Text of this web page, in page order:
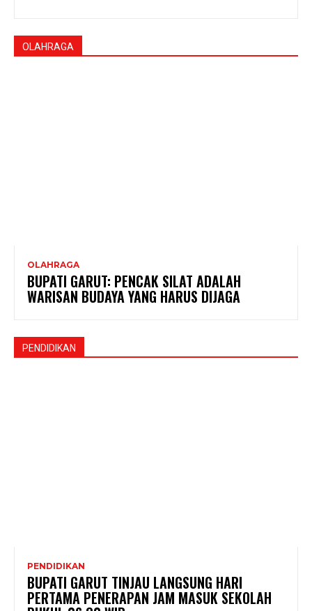
OLAHRAGA
OLAHRAGA
BUPATI GARUT: PENCAK SILAT ADALAH
WARISAN BUDAYA YANG HARUS DIJAGA
PENDIDIKAN
PENDIDIKAN
BUPATI GARUT TINJAU LANGSUNG HARI
PERTAMA PENERAPAN JAM MASUK SEKOLAH